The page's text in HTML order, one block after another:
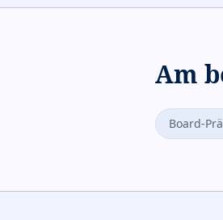
Am
Board-